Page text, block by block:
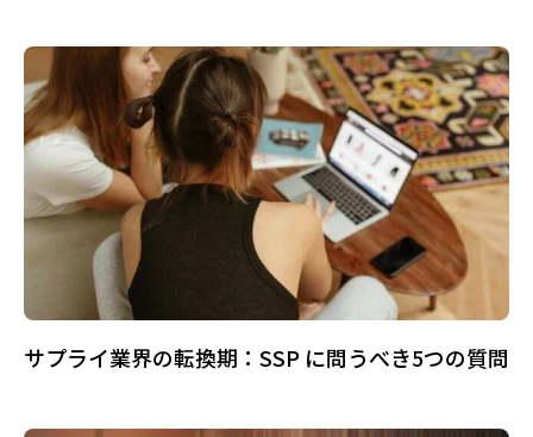
サプライ業界の転換期：SSP に問うべき5つの質問